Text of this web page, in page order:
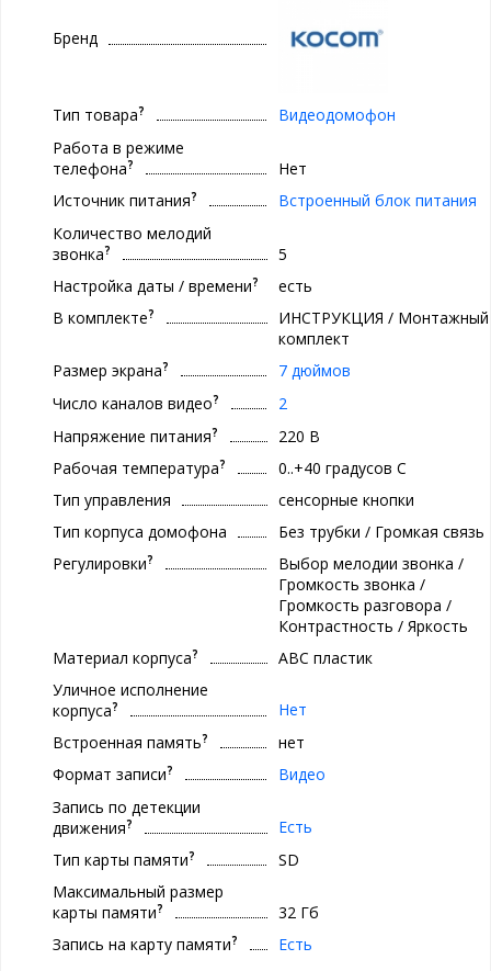
Бренд
Тип товара?
Видеодомофон
Работа в режиме
телефона?
Нет
Источник питания?
Встроенный блок питания
Количество мелодий
звонка?
5
Настройка даты / времени?
есть
В комплекте?
ИНСТРУКЦИЯ / Монтажный
комплект
Размер экрана?
7 дюймов
Число каналов видео?
2
Напряжение питания?
220 В
Рабочая температура?
0..+40 градуcов С
Тип управления
сенсорные кнопки
Тип корпуса домофона
Без трубки / Громкая связь
Регулировки?
Выбор мелодии звонка /
Громкость звонка /
Громкость разговора /
Контрастность / Яркость
Материал корпуса?
ABC пластик
Уличное исполнение
корпуса?
Нет
Встроенная память?
нет
Формат записи?
Видео
Запись по детекции
движения?
Есть
Тип карты памяти?
SD
Максимальный размер
карты памяти?
32 Гб
Запись на карту памяти?
Есть